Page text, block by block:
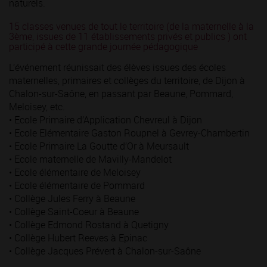
naturels.
15 classes venues de tout le territoire (de la maternelle à la
3ème, issues de 11 établissements privés et publics ) ont
participé à cette grande journée pédagogique
L’événement réunissait des élèves issues des écoles
maternelles, primaires et collèges du territoire, de Dijon à
Chalon-sur-Saône, en passant par Beaune, Pommard,
Meloisey, etc.
• Ecole Primaire d’Application Chevreul à Dijon
• Ecole Elémentaire Gaston Roupnel à Gevrey-Chambertin
• Ecole Primaire La Goutte d’Or à Meursault
• Ecole maternelle de Mavilly-Mandelot
• Ecole élémentaire de Meloisey
• Ecole élémentaire de Pommard
• Collège Jules Ferry à Beaune
• Collège Saint-Coeur à Beaune
• Collège Edmond Rostand à Quetigny
• Collège Hubert Reeves à Epinac
• Collège Jacques Prévert à Chalon-sur-Saône